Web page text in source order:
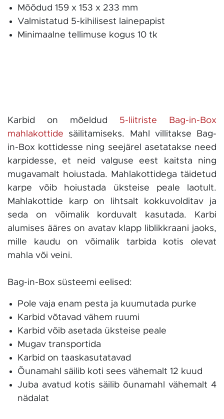
Mõõdud 159 x 153 x 233 mm
Valmistatud 5-kihilisest lainepapist
Minimaalne tellimuse kogus 10 tk
Karbid on mõeldud 5-liitriste Bag-in-Box
mahlakottide säilitamiseks. Mahl villitakse Bag-
in-Box kottidesse ning seejärel asetatakse need
karpidesse, et neid valguse eest kaitsta ning
mugavamalt hoiustada. Mahlakottidega täidetud
karpe võib hoiustada üksteise peale laotult.
Mahlakottide karp on lihtsalt kokkuvolditav ja
seda on võimalik korduvalt kasutada. Karbi
alumises ääres on avatav klapp liblikkraani jaoks,
mille kaudu on võimalik tarbida kotis olevat
mahla või veini.
Bag-in-Box süsteemi eelised:
Pole vaja enam pesta ja kuumutada purke
Karbid võtavad vähem ruumi
Karbid võib asetada üksteise peale
Mugav transportida
Karbid on taaskasutatavad
Õunamahl säilib koti sees vähemalt 12 kuud
Juba avatud kotis säilib õunamahl vähemalt 4
nädalat